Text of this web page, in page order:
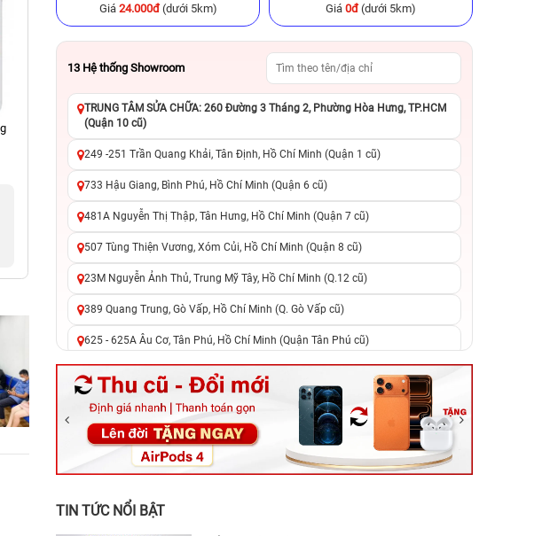
iPhone 14 Pro Max 128GB cũ
chính hãng
13.990.000đ
19.990.000đ
chuyển đổi, 0 gọi người thân
chính hãng
17.490.000đ
23.990.000đ
chuyển đổi, 0 gọi người thân
Giá 24.000đ(dưới 5km) Giá 0đ(dưới 5km)
13 Hệ thống Showroom
TRUNG TÂM SỬA CHỮA: 260 Đường 3 Tháng 2, Phường Hòa Hưng, TP.HCM
(Quận 10 cũ)
249 -251 Trần Quang Khải, Tân Định, Hồ Chí Minh (Quận 1 cũ)
733 Hậu Giang, Bình Phú, Hồ Chí Minh (Quận 6 cũ)
481A Nguyễn Thị Thập, Tân Hưng, Hồ Chí Minh (Quận 7 cũ)
507 Tùng Thiện Vương, Xóm Củi, Hồ Chí Minh (Quận 8 cũ)
23M Nguyễn Ảnh Thủ, Trung Mỹ Tây, Hồ Chí Minh (Q.12 cũ)
389 Quang Trung, Gò Vấp, Hồ Chí Minh (Q. Gò Vấp cũ)
625 - 625A Âu Cơ, Tân Phú, Hồ Chí Minh (Quận Tân Phú cũ)
326 Lê Văn Việt, Tăng Nhơn Phú, Hồ Chí Minh (Q.9 TP. Thủ Đức cũ)
256 Võ Văn Ngân, Thủ Đức, Hồ Chí Minh (Bình Thọ, TP. Thủ Đức Cũ)
70 Nguyễn An Ninh, Dĩ An, Hồ Chí Minh (Bình Dương Cũ)
24h Vũng Tàu: 162A Ba Cu, Vũng Tàu, Hồ Chí Minh (TP. Vũng Tàu cũ)
TIN TỨC NỔI BẬT